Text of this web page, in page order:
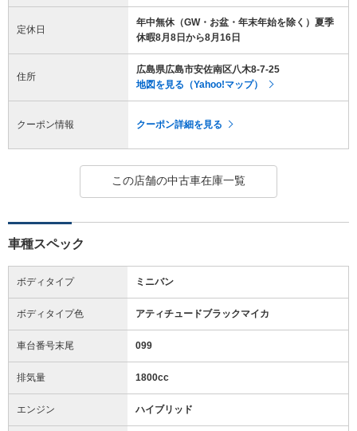
定休日
年中無休（GW・お盆・年末年始を除く）夏季
休暇8月8日から8月16日
住所
広島県広島市安佐南区八木8-7-25
地図を見る（Yahoo!マップ）
クーポン情報 クーポン詳細を見る
この店舗の中古車在庫一覧
車種スペック
ボディタイプ ミニバン
ボディタイプ色 アティチュードブラックマイカ
車台番号末尾 099
排気量 1800cc
エンジン ハイブリッド